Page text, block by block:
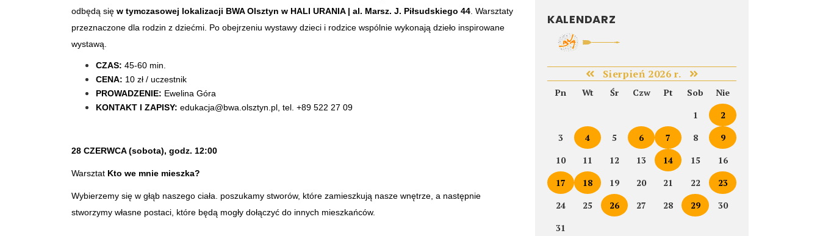
odbędą się w tymczasowej lokalizacji BWA Olsztyn w HALI URANIA | al. Marsz. J. Piłsudskiego 44 . Warsztaty
przeznaczone dla rodzin z dziećmi. Po obejrzeniu wystawy dzieci i rodzice wspólnie wykonają dzieło inspirowane
wystawą.
CZAS: 45-60 min.
CENA: 10 zł / uczestnik
PROWADZENIE: Ewelina Góra
KONTAKT I ZAPISY: edukacja@bwa.olsztyn.pl , tel. +89 522 27 09
28 CZERWCA (sobota), godz. 12:00
Warsztat Kto we mnie mieszka?
Wybierzemy się w głąb naszego ciała. poszukamy stworów, które zamieszkują nasze wnętrze, a następnie
stworzymy własne postaci, które będą mogły dołączyć do innych mieszkańców.
KALENDARZ
Sierpień 2026 r.
Pn Wt Śr Czw Pt Sob
Nie
1
2
3
4 5 6 7 8
9
10
11 12 13 14 15
16
17
18 19 20 21 22
23
24
25 26 27 28 29
30
31